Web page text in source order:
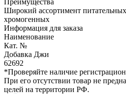
Широкий ассортимент
хромогенных
Информация для заказа
Наименование
Кат. №
Добавка Джи
62692
*Проверяйте наличие
При его отсутствии товар не
целей на территории РФ.